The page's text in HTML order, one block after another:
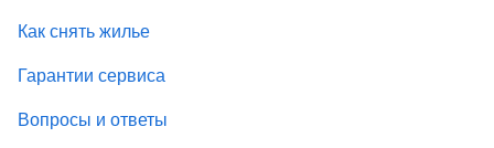
Как снять жилье
Гарантии сервиса
Вопросы и ответы